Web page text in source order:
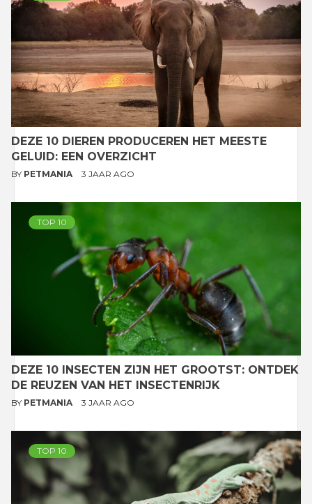
DEZE 10 DIEREN PRODUCEREN HET MEESTE
GELUID: EEN OVERZICHT
BY PETMANIA 3 JAAR AGO
TOP 10
DEZE 10 INSECTEN ZIJN HET GROOTST: ONTDEK
DE REUZEN VAN HET INSECTENRIJK
BY PETMANIA 3 JAAR AGO
TOP 10